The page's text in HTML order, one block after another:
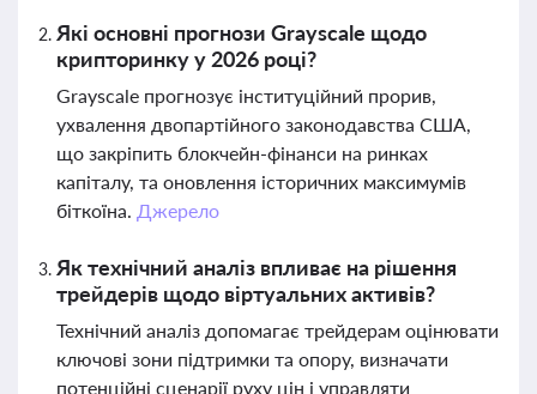
Які основні прогнози Grayscale щодо
крипторинку у 2026 році?
Grayscale прогнозує інституційний прорив,
ухвалення двопартійного законодавства США,
що закріпить блокчейн-фінанси на ринках
капіталу, та оновлення історичних максимумів
біткоїна. Джерело
Як технічний аналіз впливає на рішення
трейдерів щодо віртуальних активів?
Технічний аналіз допомагає трейдерам оцінювати
ключові зони підтримки та опору, визначати
потенційні сценарії руху цін і управляти